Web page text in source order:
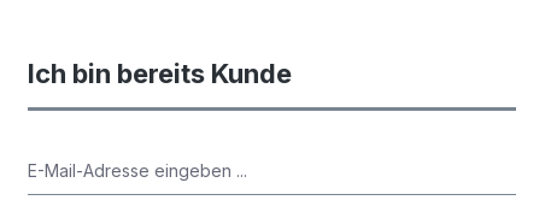
Ich bin bereits Kunde